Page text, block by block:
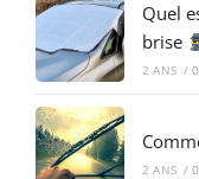
Quel
brise
2 ANS /
2 ANS /